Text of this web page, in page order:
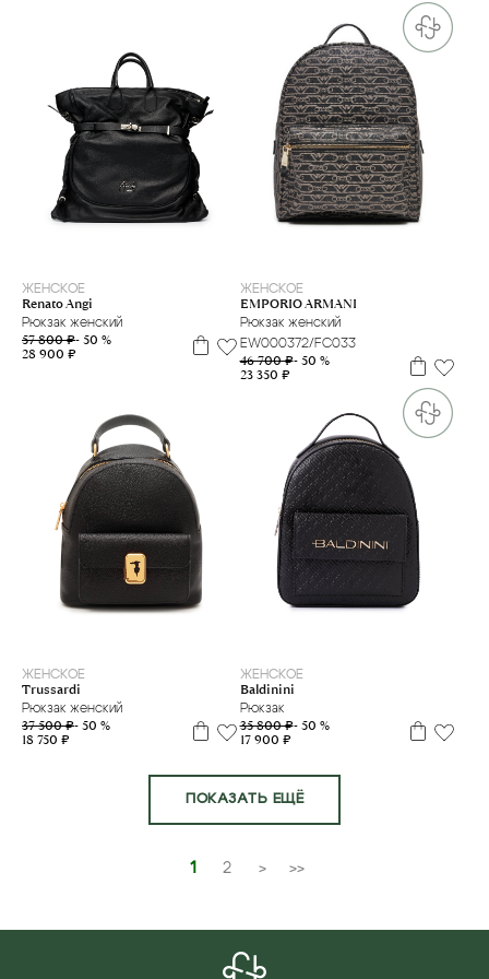
ЖЕНСКОЕ
Renato Angi
Рюкзак женский
57 800 ₽- 50 %
28 900 ₽
ЖЕНСКОЕ
EMPORIO ARMANI
Рюкзак женский
EW000372/FC033
46 700 ₽- 50 %
23 350 ₽
ЖЕНСКОЕ
Trussardi
Рюкзак женский
37 500 ₽- 50 %
18 750 ₽
ЖЕНСКОЕ
Baldinini
Рюкзак
35 800 ₽- 50 %
17 900 ₽
ПОКАЗАТЬ ЕЩЁ
1 2 > >>